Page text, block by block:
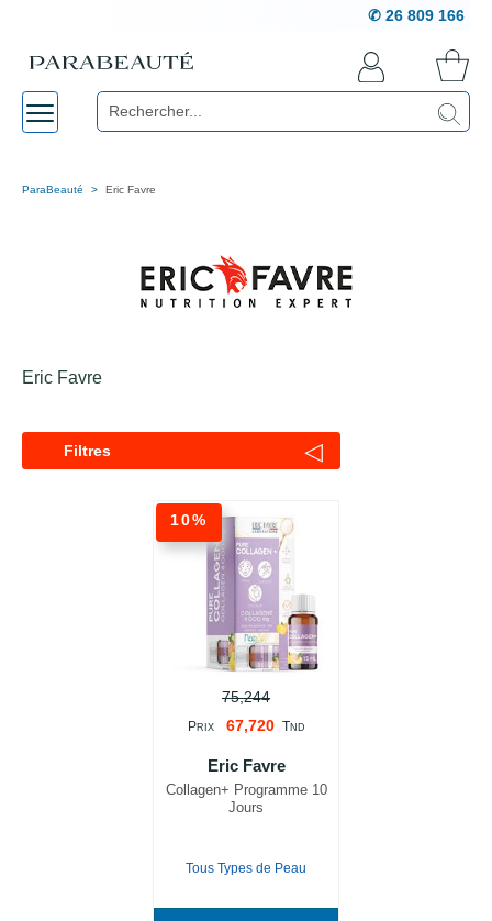
✆ 26 809 166
ParaBeauté Eric Favre
Eric Favre
Filtres ◁
10%
75,244
PRIX 67,720 TND
Eric Favre
Collagen+ Programme 10
Jours
Tous Types de Peau